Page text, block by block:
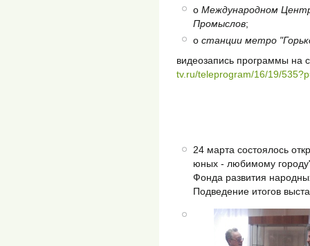
о Международном
Промыслов;
о станции метро
видеозапись программы на
tv.ru/teleprogram/16/19/
24 марта состоялось
юных - любимому
Фонда развития
Подведение итогов